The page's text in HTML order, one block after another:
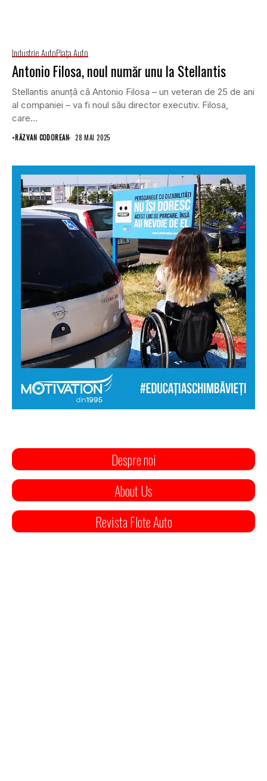
Industrie AutoPiaţa Auto
Antonio Filosa, noul număr unu la Stellantis
Stellantis anunță că Antonio Filosa – un veteran de 25 de ani
al companiei – va fi noul său director executiv. Filosa,
care...
•RĂZVAN CODOREAN 28 MAI 2025
Despre noi
About Us
Revista Flote Auto